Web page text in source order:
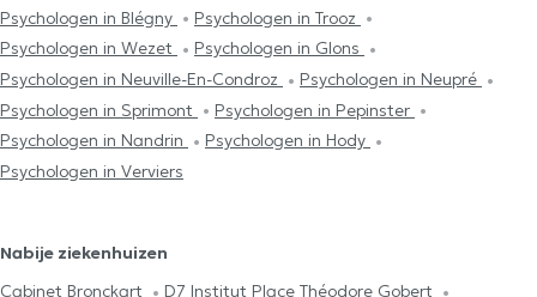
Psychologen in Blégny
Psychologen in Trooz
Psychologen in Wezet
Psychologen in Glons
Psychologen in Neuville-En-Condroz
Psychologen in Neupré
Psychologen in Sprimont
Psychologen in Pepinster
Psychologen in Nandrin
Psychologen in Hody
Psychologen in Verviers
Nabije ziekenhuizen
Cabinet Bronckart
D7 Institut Place Théodore Gobert